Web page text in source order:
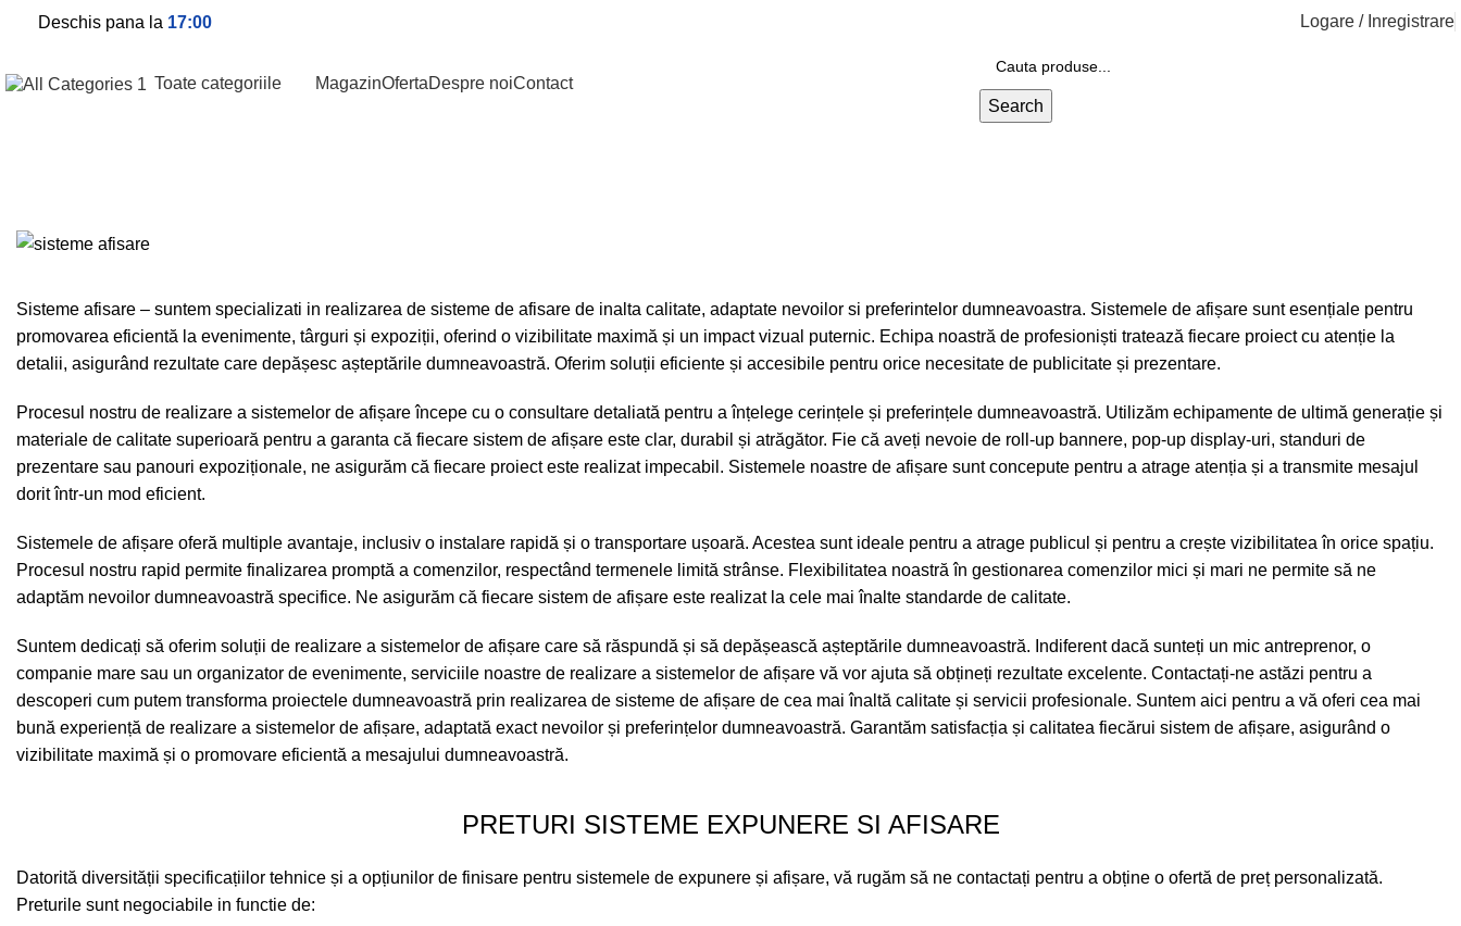
Deschis pana la 17:00 Logare / Inregistrare
Toate categoriile MagazinOfertaDespre noiContact
Search
Sisteme afisare – suntem specializati in realizarea de sisteme de afisare de inalta calitate, adaptate nevoilor si preferintelor dumneavoastra. Sistemele de afișare sunt esențiale pentru
promovarea eficientă la evenimente, târguri și expoziții, oferind o vizibilitate maximă și un impact vizual puternic. Echipa noastră de profesioniști tratează fiecare proiect cu atenție la
detalii, asigurând rezultate care depășesc așteptările dumneavoastră. Oferim soluții eficiente și accesibile pentru orice necesitate de publicitate și prezentare.
Procesul nostru de realizare a sistemelor de afișare începe cu o consultare detaliată pentru a înțelege cerințele și preferințele dumneavoastră. Utilizăm echipamente de ultimă generație și
materiale de calitate superioară pentru a garanta că fiecare sistem de afișare este clar, durabil și atrăgător. Fie că aveți nevoie de roll-up bannere, pop-up display-uri, standuri de
prezentare sau panouri expoziționale, ne asigurăm că fiecare proiect este realizat impecabil. Sistemele noastre de afișare sunt concepute pentru a atrage atenția și a transmite mesajul
dorit într-un mod eficient.
Sistemele de afișare oferă multiple avantaje, inclusiv o instalare rapidă și o transportare ușoară. Acestea sunt ideale pentru a atrage publicul și pentru a crește vizibilitatea în orice spațiu.
Procesul nostru rapid permite finalizarea promptă a comenzilor, respectând termenele limită strânse. Flexibilitatea noastră în gestionarea comenzilor mici și mari ne permite să ne
adaptăm nevoilor dumneavoastră specifice. Ne asigurăm că fiecare sistem de afișare este realizat la cele mai înalte standarde de calitate.
Suntem dedicați să oferim soluții de realizare a sistemelor de afișare care să răspundă și să depășească așteptările dumneavoastră. Indiferent dacă sunteți un mic antreprenor, o
companie mare sau un organizator de evenimente, serviciile noastre de realizare a sistemelor de afișare vă vor ajuta să obțineți rezultate excelente. Contactați-ne astăzi pentru a
descoperi cum putem transforma proiectele dumneavoastră prin realizarea de sisteme de afișare de cea mai înaltă calitate și servicii profesionale. Suntem aici pentru a vă oferi cea mai
bună experiență de realizare a sistemelor de afișare, adaptată exact nevoilor și preferințelor dumneavoastră. Garantăm satisfacția și calitatea fiecărui sistem de afișare, asigurând o
vizibilitate maximă și o promovare eficientă a mesajului dumneavoastră.
PRETURI SISTEME EXPUNERE SI AFISARE
Datorită diversității specificațiilor tehnice și a opțiunilor de finisare pentru sistemele de expunere și afișare, vă rugăm să ne contactați pentru a obține o ofertă de preț personalizată.
Preturile sunt negociabile in functie de: